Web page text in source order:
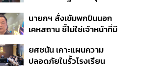
หายไทยไม่อาจลบด้วย
ข้อมูลบิดเบือน
นายกฯ สั่งเข้มพกปืนนอก
เคหสถาน ชี้ไม่ใช่เจ้าหน้าที่มี
ก่อเหตุ เจ้าของร่วมรับผิด
ยศชนัน เคาะแผนความ
ปลอดภัยในรั้วโรงเรียน